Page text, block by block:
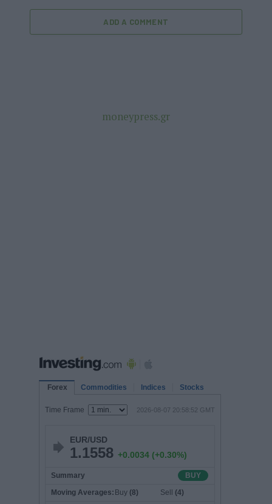
ADD A COMMENT
moneypress.gr